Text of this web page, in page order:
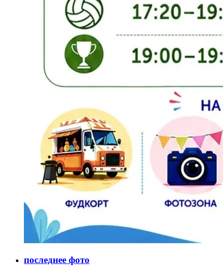
последнее фото